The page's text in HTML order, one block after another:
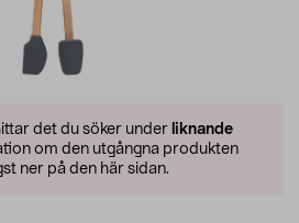
det du söker under liknande
om den utgångna produkten
ner på den här sidan.